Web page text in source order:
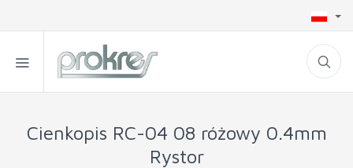
Cienkopis RC-04 08 różowy 0.4mm
Rystor